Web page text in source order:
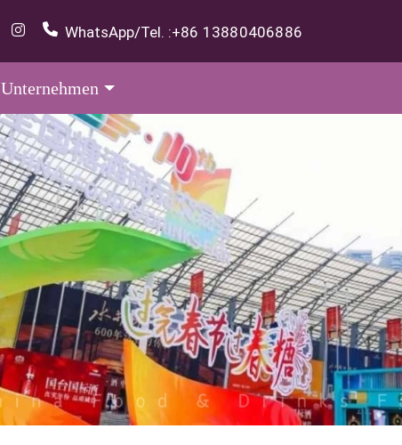
WhatsApp/Tel. :+86 13880406886
Unternehmen